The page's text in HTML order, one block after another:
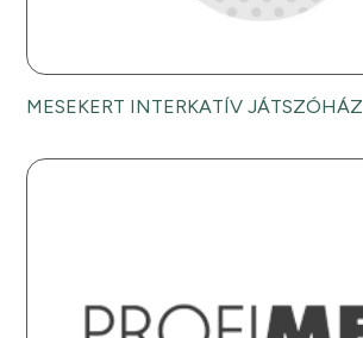
MESEKERT INTERKATÍV JÁTSZÓHÁZ